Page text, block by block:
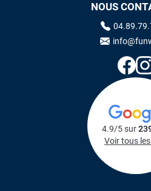
NOUS
4.9/5 sur
Voir tous